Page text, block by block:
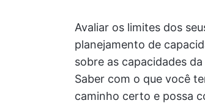
Avaliar os limites dos
planejamento de
sobre as capacidades
Saber com o que você
caminho certo e possa